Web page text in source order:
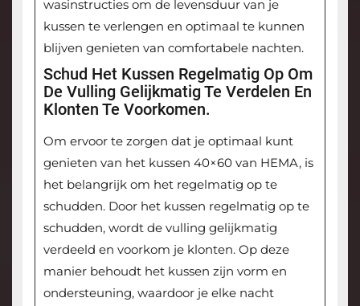
wasinstructies om de levensduur van je
kussen te verlengen en optimaal te kunnen
blijven genieten van comfortabele nachten.
Schud Het Kussen Regelmatig Op Om
De Vulling Gelijkmatig Te Verdelen En
Klonten Te Voorkomen.
Om ervoor te zorgen dat je optimaal kunt
genieten van het kussen 40×60 van HEMA, is
het belangrijk om het regelmatig op te
schudden. Door het kussen regelmatig op te
schudden, wordt de vulling gelijkmatig
verdeeld en voorkom je klonten. Op deze
manier behoudt het kussen zijn vorm en
ondersteuning, waardoor je elke nacht